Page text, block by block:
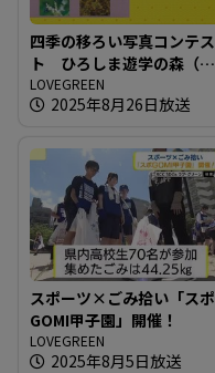
四季の移ろい写真コンテス
ト ひろしま遊学の森（広
島市）
LOVEGREEN
2025年8月26日放送
スポーツ×ごみ拾い「スポ
GOMI甲子園」開催！
LOVEGREEN
2025年8月5日放送